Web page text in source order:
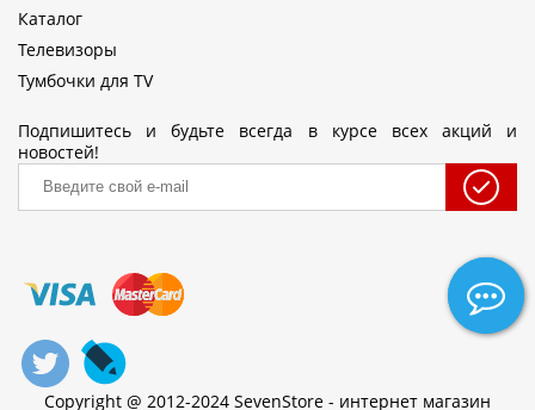
Каталог
Телевизоры
Тумбочки для TV
Подпишитесь и будьте всегда в курсе всех акций и
новостей!
Copyright @ 2012-2024 SevenStore - интернет магазин